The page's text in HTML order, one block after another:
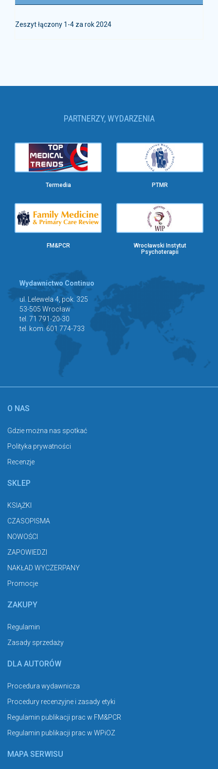
Zeszyt łączony 1-4 za rok 2024
PARTNERZY, WYDARZENIA
Termedia PTMR
FM&PCR
Wrocławski Instytut
Psychoterapii
Wydawnictwo Continuo
ul. Lelewela 4, pok. 325
53-505 Wrocław
tel. 71 791-20-30
tel. kom. 601 774-733
O NAS
Gdzie można nas spotkać
Polityka prywatności
Recenzje
SKLEP
KSIĄŻKI
CZASOPISMA
NOWOŚCI
ZAPOWIEDZI
NAKŁAD WYCZERPANY
Promocje
ZAKUPY
Regulamin
Zasady sprzedaży
DLA AUTORÓW
Procedura wydawnicza
Procedury recenzyjne i zasady etyki
Regulamin publikacji prac w FM&PCR
Regulamin publikacji prac w WPiOZ
MAPA SERWISU